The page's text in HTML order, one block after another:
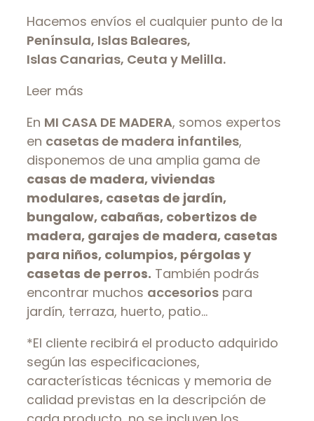
Hacemos envíos el cualquier punto de la
Península, Islas Baleares,
Islas Canarias, Ceuta y Melilla.
Leer más
En MI CASA DE MADERA, somos expertos
en casetas de madera infantiles,
disponemos de una amplia gama de
casas de madera, viviendas
modulares, casetas de jardín,
bungalow, cabañas, cobertizos de
madera, garajes de madera, casetas
para niños, columpios, pérgolas y
casetas de perros. También podrás
encontrar muchos accesorios para
jardín, terraza, huerto, patio…
*El cliente recibirá el producto adquirido
según las especificaciones,
características técnicas y memoria de
calidad previstas en la descripción de